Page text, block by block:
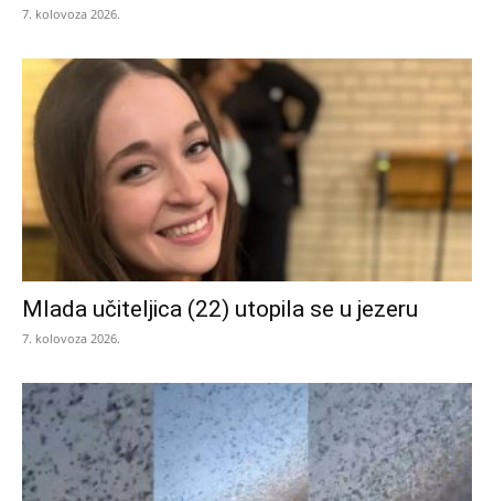
7. kolovoza 2026.
Mlada učiteljica (22) utopila se u jezeru
7. kolovoza 2026.